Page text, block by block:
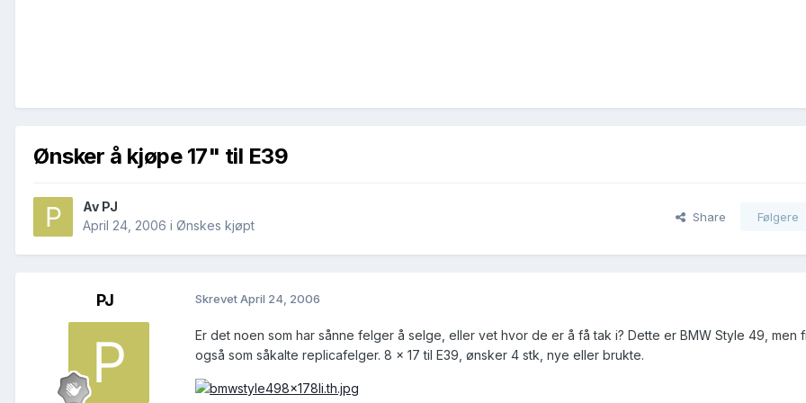
Ønsker å kjøpe 17" til E39
Av PJ
April 24, 2006 i Ønskes kjøpt
Share Følgere
PJ SkrevetApril 24, 2006
Er det noen som har sånne felger å selge, eller vet hvor de er å få tak i? Dette er BMW Style 49, men
også som såkalte replicafelger. 8 x 17 til E39, ønsker 4 stk, nye eller brukte.